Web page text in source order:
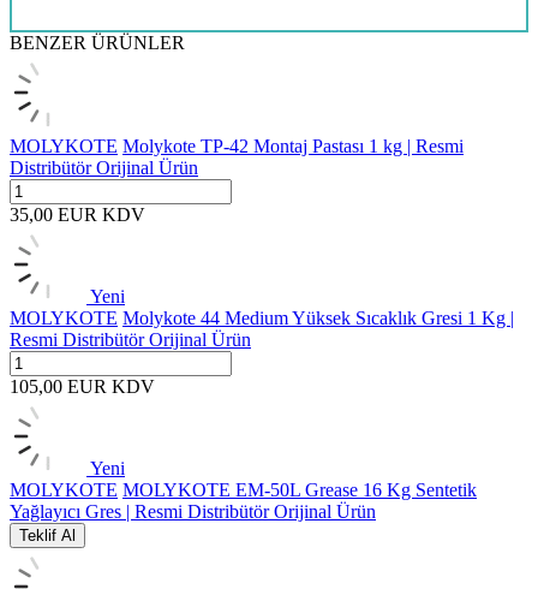
BENZER ÜRÜNLER
MOLYKOTE Molykote TP-42 Montaj Pastası 1 kg | Resmi
Distribütör Orijinal Ürün
35,00 EUR KDV
Yeni
MOLYKOTE Molykote 44 Medium Yüksek Sıcaklık Gresi 1 Kg |
Resmi Distribütör Orijinal Ürün
105,00 EUR KDV
Yeni
MOLYKOTE MOLYKOTE EM-50L Grease 16 Kg Sentetik
Yağlayıcı Gres | Resmi Distribütör Orijinal Ürün
Teklif Al